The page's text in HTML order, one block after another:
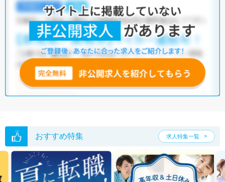
おすすめ特集 求人特集一覧